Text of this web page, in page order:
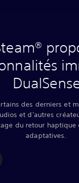
des derniers et
et d'autres
du retour haptique
adaptatives.